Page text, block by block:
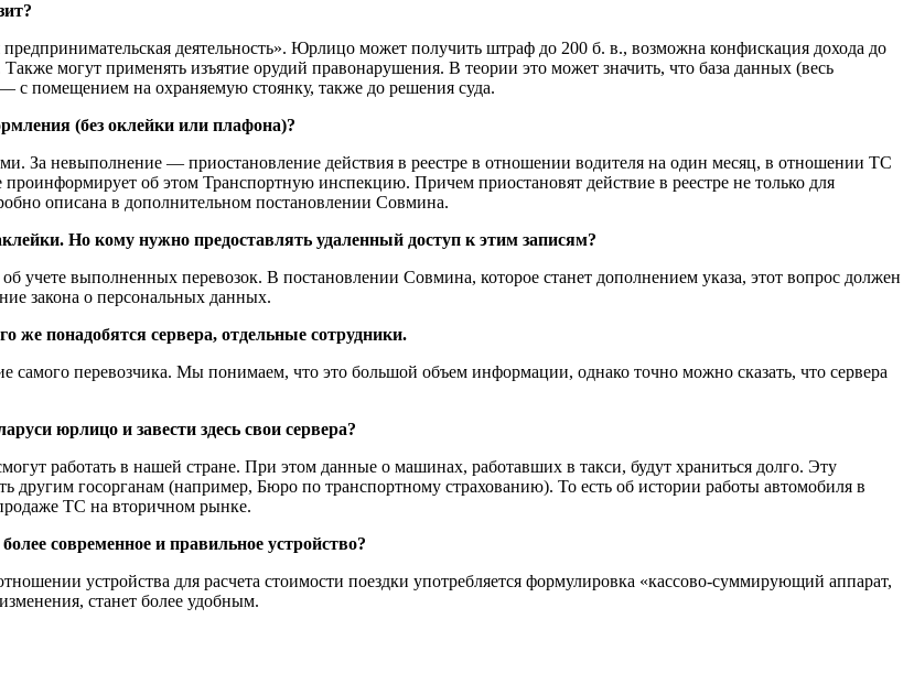
деятельность». Юрлицо может получить штраф до 200 б. в., возможна конфискация дохода до
могут применять изъятие орудий правонарушения. В теории это может значить, что база данных (весь
с помещением на охраняемую стоянку, также до решения суда.
(без оклейки или плафона)?
За невыполнение — приостановление действия в реестре в отношении водителя на один месяц, в отношении ТС
об этом Транспортную инспекцию. Причем приостановят действие в реестре не только для
описана в дополнительном постановлении Совмина.
Но кому нужно предоставлять удаленный доступ к этим записям?
учете выполненных перевозок. В постановлении Совмина, которое станет дополнением указа, этот вопрос должен
закона о персональных данных.
же понадобятся сервера, отдельные сотрудники.
перевозчика. Мы понимаем, что это большой объем информации, однако точно можно сказать, что сервера
юрлицо и завести здесь свои сервера?
работать в нашей стране. При этом данные о машинах, работавших в такси, будут храниться долго. Эту
госорганам (например, Бюро по транспортному страхованию). То есть об истории работы автомобиля в
ТС на вторичном рынке.
современное и правильное устройство?
устройства для расчета стоимости поездки употребляется формулировка «кассово-суммирующий аппарат,
станет более удобным.